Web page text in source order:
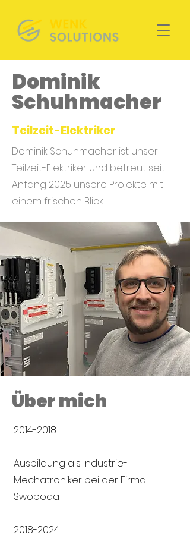
Dominik
Schuhmacher
Teilzeit-Elektriker
Dominik Schuhmacher ist unser
Teilzeit-Elektriker und betreut seit
Anfang 2025 unsere Projekte mit
einem frischen Blick.
Über mich
2014-2018
·
Ausbildung als Industrie-
Mechatroniker bei der Firma
Swoboda
2018-2024
·